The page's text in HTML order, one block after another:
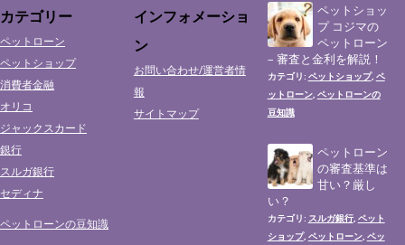
カテゴリー
ペットローン
ペットショップ
消費者金融
オリコ
ジャックスカード
銀行
スルガ銀行
セディナ
ペットローンの豆知識
インフォメーショ
ン
お問い合わせ/運営者情
報
サイトマップ
ペットショッ
プ コジマの
ペットローン
– 審査と金利を解説！
カテゴリ: ペットショップ, ペ
ットローン, ペットローンの
豆知識
ペットローン
の審査基準は
甘い？厳し
い？
カテゴリ: スルガ銀行, ペット
ショップ, ペットローン, ペッ